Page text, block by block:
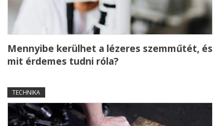
Mennyibe kerülhet a lézeres szemműtét, és
mit érdemes tudni róla?
TECHNIKA